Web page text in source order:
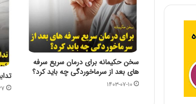
سخن حکیمانه برای درمان سریع سرفه
های بعد از سرماخوردگی چه باید کرد؟
۱۴۰۳-۰۷-۱۰